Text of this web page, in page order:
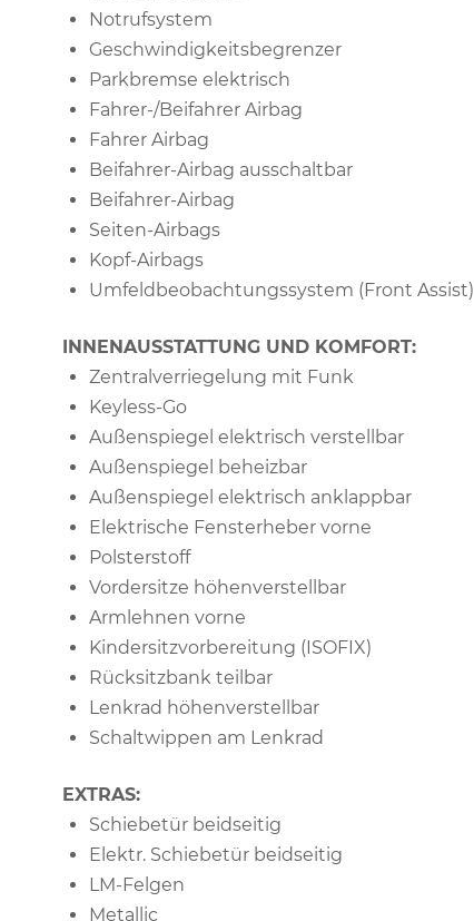
Notrufsystem
Geschwindigkeitsbegrenzer
Parkbremse elektrisch
Fahrer-/Beifahrer Airbag
Fahrer Airbag
Beifahrer-Airbag ausschaltbar
Beifahrer-Airbag
Seiten-Airbags
Kopf-Airbags
Umfeldbeobachtungssystem (Front Assist)
INNENAUSSTATTUNG UND KOMFORT:
Zentralverriegelung mit Funk
Keyless-Go
Außenspiegel elektrisch verstellbar
Außenspiegel beheizbar
Außenspiegel elektrisch anklappbar
Elektrische Fensterheber vorne
Polsterstoff
Vordersitze höhenverstellbar
Armlehnen vorne
Kindersitzvorbereitung (ISOFIX)
Rücksitzbank teilbar
Lenkrad höhenverstellbar
Schaltwippen am Lenkrad
EXTRAS:
Schiebetür beidseitig
Elektr. Schiebetür beidseitig
LM-Felgen
Metallic